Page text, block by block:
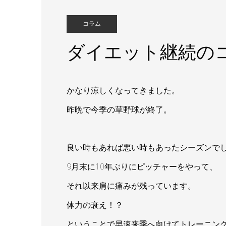
コラム
ダイエット継続の
かなり涼しくなってきました。
昨晩で今季の草野球が終了。
良い時もあれば悪い時もあったシーズンでし
9月末に10年ぶりにピッチャーをやって、
それ以来肩に痛みが残っています。
体力の衰え！？